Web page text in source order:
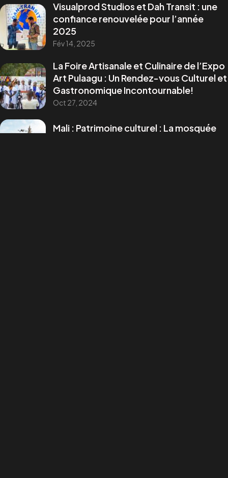
Visualprod Studios et Dah Transit : une
confiance renouvelée pour l’année
2025
Fév 14, 2025
La Foire Artisanale et Culinaire de l’Expo
Art Pulaagu : Un Rendez-vous Culturel et
Gastronomique Incontournable!
Oct 27, 2024
Mali : Patrimoine culturel : La mosquée
Production Audiovisuelle
Communication Visuelle
Tech & Multimédia
Adresse:
Yirimadio ZRNY, Près Cour Suprême, BKO/Mali.
©2025 Visualprod Studios.Tous Droits Reservés.